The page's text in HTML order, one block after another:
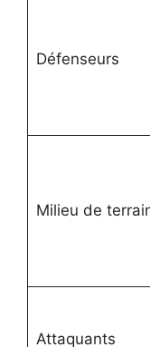
Défenseurs
Milieu de
Attaquants